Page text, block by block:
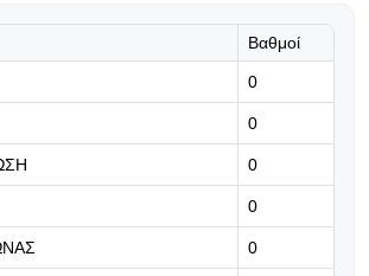
«Μου παρείχαν όλους τους παίκτες
που ήθελα, είναι ευθύνη...» (βίντεο)
10.08.2026 | 10:19
«Ο Μουρίνιο μερικές φορές είναι
αυστηρός, αλλά είναι πολύ κοντά
μας»
Βαθμοί
0
0
0
0
0